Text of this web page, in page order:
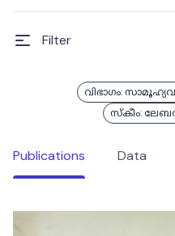
Filter
വിഭാഗം:
സ്കീം:
Publications Data